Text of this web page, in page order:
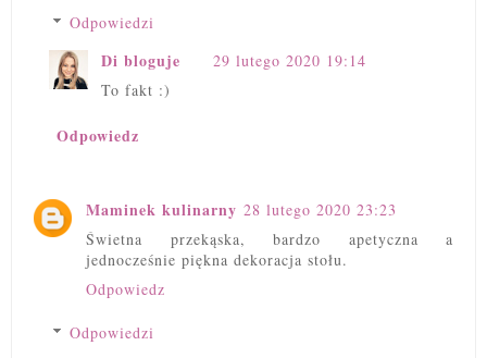
Odpowiedzi
Di bloguje
29 lutego 2020 19:14
To fakt :)
Odpowiedz
Maminek kulinarny 28 lutego 2020 23:23
Świetna przekąska, bardzo apetyczna a
jednocześnie piękna dekoracja stołu.
Odpowiedz
Odpowiedzi